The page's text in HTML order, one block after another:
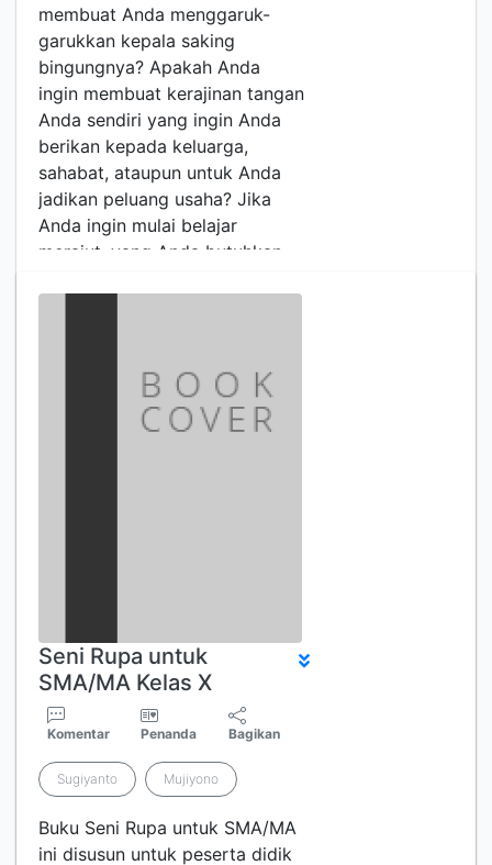
membuat Anda menggaruk-
garukkan kepala saking
bingungnya? Apakah Anda
ingin membuat kerajinan tangan
Anda sendiri yang ingin Anda
berikan kepada keluarga,
sahabat, ataupun untuk Anda
jadikan peluang usaha? Jika
Anda ingin mulai belajar
merajut, yang Anda butuhkan
Seni Rupa untuk
SMA/MA Kelas X
Komentar Penanda Bagikan
Sugiyanto Mujiyono
Buku Seni Rupa untuk SMA/MA
ini disusun untuk peserta didik